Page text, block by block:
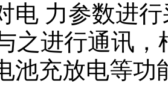
电 力参数进
之进行通讯
池充放电等功